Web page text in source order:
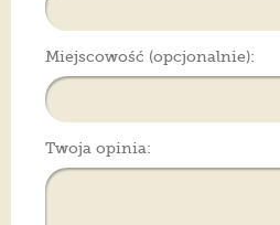
Miejscowość (opcjonalnie):
Twoja opinia: